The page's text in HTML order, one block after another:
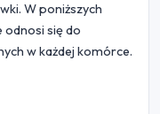
W poniższych
odnosi się do
w każdej komórce.